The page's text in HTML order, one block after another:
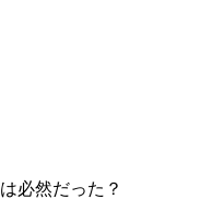
必然だった？